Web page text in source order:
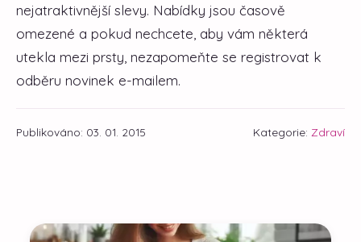
nejatraktivnější slevy. Nabídky jsou časově
omezené a pokud nechcete, aby vám některá
utekla mezi prsty, nezapomeňte se registrovat k
odběru novinek e-mailem.
Publikováno: 03. 01. 2015 Kategorie: Zdraví